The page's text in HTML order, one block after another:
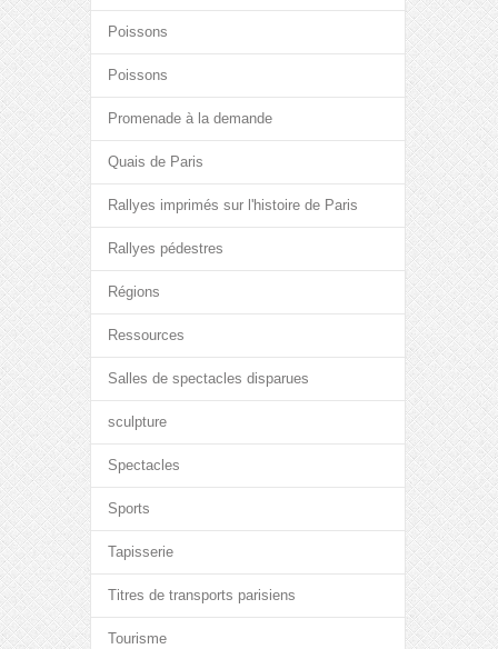
Poissons
Poissons
Promenade à la demande
Quais de Paris
Rallyes imprimés sur l'histoire de Paris
Rallyes pédestres
Régions
Ressources
Salles de spectacles disparues
sculpture
Spectacles
Sports
Tapisserie
Titres de transports parisiens
Tourisme